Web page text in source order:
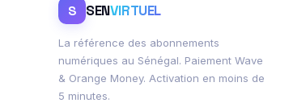
S SENVIRTUEL
La référence des abonnements
numériques au Sénégal. Paiement Wave
& Orange Money. Activation en moins de
5 minutes.